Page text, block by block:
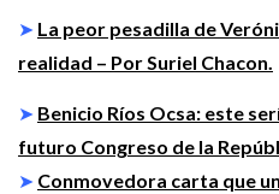
➤ La peor pesadilla de
realidad – Por Suriel Chacon.
➤ Benicio Ríos Ocsa: este
futuro Congreso de la
➤ Conmovedora carta que